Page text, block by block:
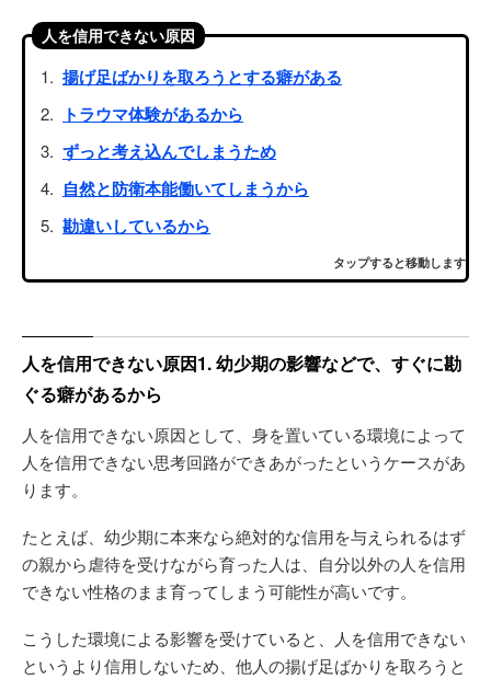
人を信用できない原因
揚げ足ばかりを取ろうとする癖がある
トラウマ体験があるから
ずっと考え込んでしまうため
自然と防衛本能働いてしまうから
勘違いしているから
タップすると移動します
人を信用できない原因1. 幼少期の影響などで、すぐに勘
ぐる癖があるから
人を信用できない原因として、身を置いている環境によって
人を信用できない思考回路ができあがったというケースがあ
ります。
たとえば、幼少期に本来なら絶対的な信用を与えられるはず
の親から虐待を受けながら育った人は、自分以外の人を信用
できない性格のまま育ってしまう可能性が高いです。
こうした環境による影響を受けていると、人を信用できない
というより信用しないため、他人の揚げ足ばかりを取ろうと